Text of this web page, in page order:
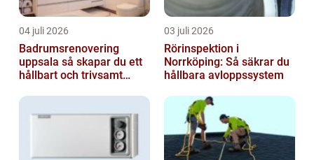
04 juli 2026
Badrumsrenovering
uppsala så skapar du ett
hållbart och trivsamt
03 juli 2026
Rörinspektion i
Norrköping: Så säkrar du
hållbara avloppssystem